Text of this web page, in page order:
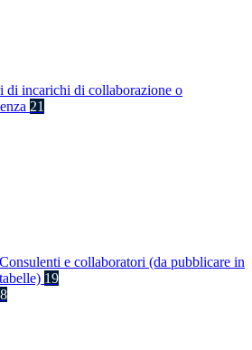
di incarichi di collaborazione o
21
Consulenti e collaboratori (da pubblicare in
tabelle) 19